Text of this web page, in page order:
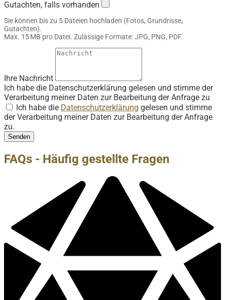
Gutachten, falls vorhanden
Sie können bis zu 5 Dateien hochladen (Fotos, Grundrisse,
Gutachten).
Max. 15 MB pro Datei. Zulässige Formate: JPG, PNG, PDF.
Ihre Nachricht
Ich habe die Datenschutzerklärung gelesen und stimme der
Verarbeitung meiner Daten zur Bearbeitung der Anfrage zu
Ich habe die Datenschutzerklärung gelesen und stimme
der Verarbeitung meiner Daten zur Bearbeitung der Anfrage
zu.
Senden
FAQs - Häufig gestellte Fragen